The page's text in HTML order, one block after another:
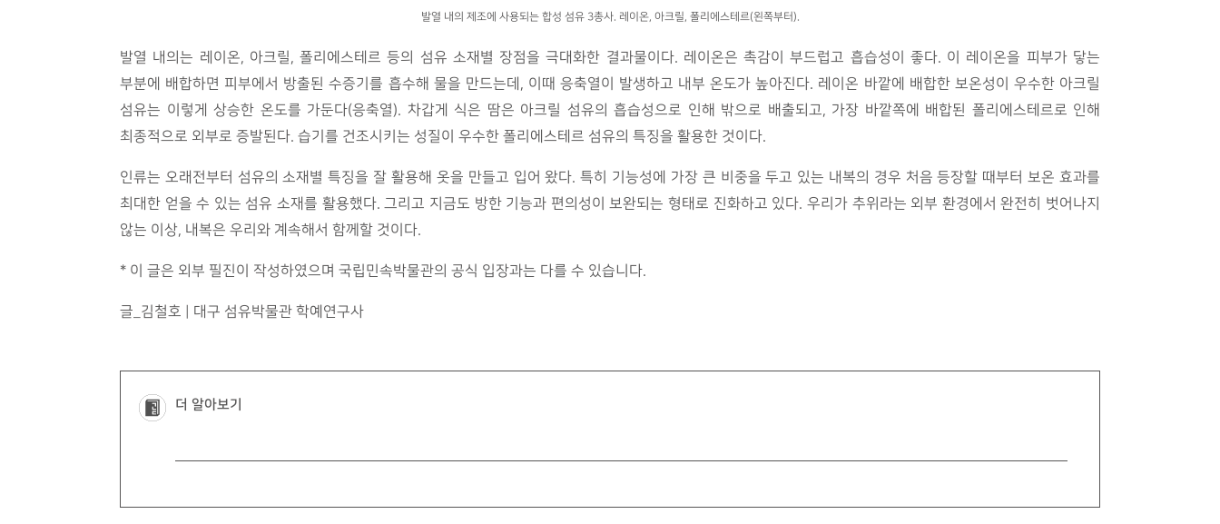
발열 내의 제조에 사용되는 합성 섬유 3총사. 레이온, 아크릴, 폴리에스테르(왼쪽부터).
발열 내의는 레이온, 아크릴, 폴리에스테르 등의 섬유 소재별 장점을 극대화한 결과물이다. 레이온은 촉감이 부드럽고 흡습성이 좋다. 이 레이온을 피부가 닿는
부분에 배합하면 피부에서 방출된 수증기를 흡수해 물을 만드는데, 이때 응축열이 발생하고 내부 온도가 높아진다. 레이온 바깥에 배합한 보온성이 우수한 아크릴
섬유는 이렇게 상승한 온도를 가둔다(응축열). 차갑게 식은 땀은 아크릴 섬유의 흡습성으로 인해 밖으로 배출되고, 가장 바깥쪽에 배합된 폴리에스테르로 인해
최종적으로 외부로 증발된다. 습기를 건조시키는 성질이 우수한 폴리에스테르 섬유의 특징을 활용한 것이다.
인류는 오래전부터 섬유의 소재별 특징을 잘 활용해 옷을 만들고 입어 왔다. 특히 기능성에 가장 큰 비중을 두고 있는 내복의 경우 처음 등장할 때부터 보온 효과를
최대한 얻을 수 있는 섬유 소재를 활용했다. 그리고 지금도 방한 기능과 편의성이 보완되는 형태로 진화하고 있다. 우리가 추위라는 외부 환경에서 완전히 벗어나지
않는 이상, 내복은 우리와 계속해서 함께할 것이다.
* 이 글은 외부 필진이 작성하였으며 국립민속박물관의 공식 입장과는 다를 수 있습니다.
글_김철호 | 대구 섬유박물관 학예연구사
더 알아보기